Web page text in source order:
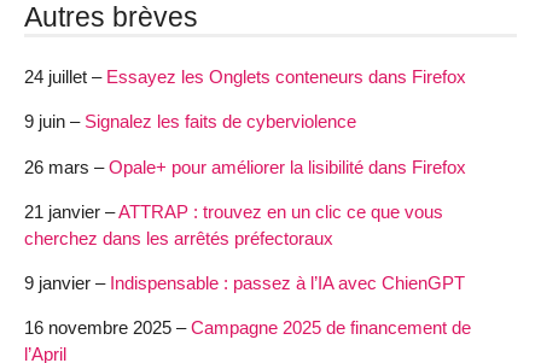
Autres brèves
24 juillet – Essayez les Onglets conteneurs dans Firefox
9 juin – Signalez les faits de cyberviolence
26 mars –Opale+ pour améliorer la lisibilité dans Firefox
21 janvier –ATTRAP : trouvez en un clic ce que vous
cherchez dans les arrêtés préfectoraux
9 janvier – Indispensable : passez à l’IA avec ChienGPT
16 novembre 2025 –Campagne 2025 de financement de
l’April